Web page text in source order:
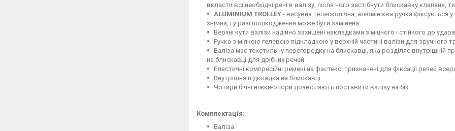
вкласти всі необхідні речі в валізу, після чого застібнути блискавку
ALUMINIUM TROLLEY - висувна телескопічна, алюмінієва ручка
знімна, і у разі пошкодження може бути замінена.
Верхні кути валізи надійно захищені накладками з міцного і стійкого до
Ручка з м'якою гелевою підкладкою у верхній частині валізи для зручного
Валіза має текстильну перегородку на блискавці, яка розділяє внутрішній
на блискавці для дрібних речей.
Еластичні компресійні ремені на фастексі призначені для фіксації речей
Внутрішня підкладка на блискавці
Чотири бічні ніжки-опори дозволяють поставити валізу на бік
Комплектація:
Валіза